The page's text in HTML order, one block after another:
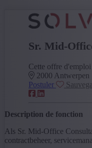
Sr. Mid-
Cette offre
2000 Antwerpen
Postuler
Description de fonction
Als Sr. Mid-Office
contractbeheer,